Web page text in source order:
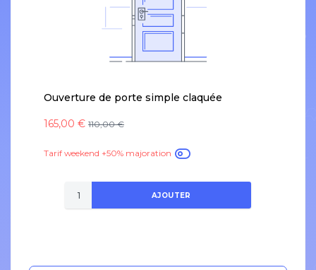
Ouverture de porte simple claquée
165,00 € 110,00 €
Tarif weekend +50% majoration
AJOUTER